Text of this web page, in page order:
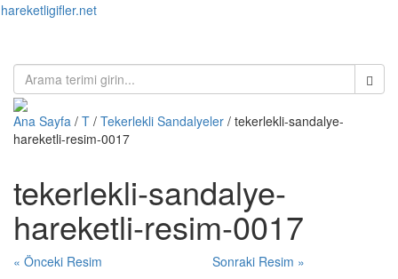
hareketligifler.net
Ana Sayfa / T / Tekerlekli Sandalyeler / tekerlekli-sandalye-
hareketli-resim-0017
tekerlekli-sandalye-
hareketli-resim-0017
« Önceki Resim Sonraki Resim »